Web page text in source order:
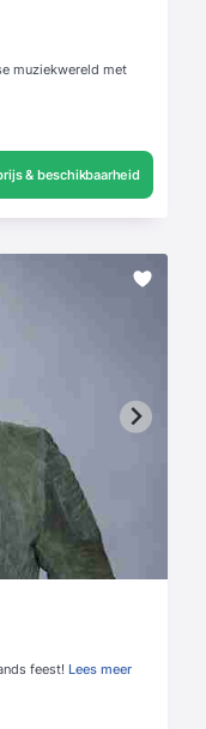
muziekwereld met
& beschikbaarheid
feest! Lees meer